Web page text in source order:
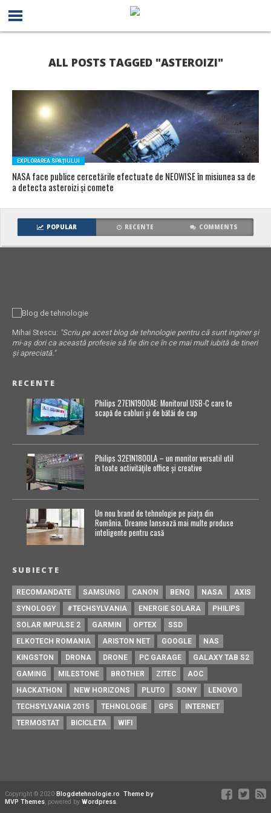
ALL POSTS TAGGED "ASTEROIZI"
EXPLORAREA SPAȚIULUI
NASA face publice cercetările efectuate de NEOWISE în misiunea sa de
a detecta asteroizi și comete
POPULAR RECENTE COMMENTS
Mihai Stescu: "Scriu pe acest blog de tehnologie pentru că sunt inginer și
mi-aș dori ca această profesie să fie din ce în ce mai mult iubită de tineri
și apreciată."
RECENTE
Philips 27E1N1900AE: Monitorul USB-C care te
scapă de cabluri și de bătăi de cap
Philips 32E1N1800LA – un monitor versatil util
în toate activitățile office și creative
Un nou brand de tehnologie pe piața din
România. Dreame lansează mai multe produse
inteligente pentru casă
SUBIECTE
RECOMANDATE SAMSUNG CANON BENQ NASA
AXIS
SYNOLOGY
#TECHSYLVANIA ENERGIE SOLARA
PHILIPS
SOLAR IMPULSE 2
GARMIN OPTEX
SSD
ELKOTECH ROMANIA
ARISTON NET GOOGLE
NAS
KINGSTON
DRONA DRONE PC GARAGE
GALAXY TAB S2
GAMING
MILESTONE BROTHER ZITEC
AOC
HACKATHON
NEW HORIZONS PLUTO SONY
LENOVO
TECHSYLVANIA 2015
TEHNOLOGIE GPS
INTERNET
TERMOSTAT
BICICLETA WIFI
Copyright © 2020 Blogdetehnologie.ro. Theme by
MVP Themes, powered by Wordpress.